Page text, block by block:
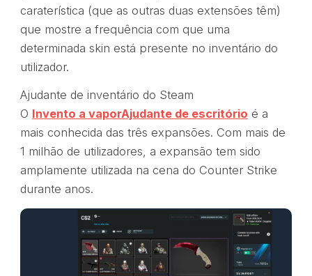
caraterística (que as outras duas extensões têm)
que mostre a frequência com que uma
determinada skin está presente no inventário do
utilizador.
Ajudante de inventário do Steam
O Invento a vaporAjudante de escritório é a
mais conhecida das três expansões. Com mais de
1 milhão de utilizadores, a expansão tem sido
amplamente utilizada na cena do Counter Strike
durante anos.